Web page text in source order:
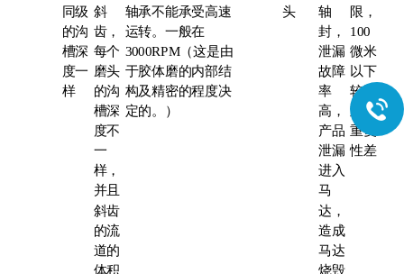
同级
的沟
槽深
度一
样
斜
齿，
每个
磨头
的沟
槽深
度不
一
样，
并且
斜齿
的流
道的
体积
轴承不能承受高速
运转。一般在
3000RPM（这是由
于胶体磨的内部结
构及精密的程度决
定的。）
头
轴
封，
泄漏
故障
率
高，
产品
泄漏
进入
马
达，
造成
马达
烧毁
限，
100
微米
以下
较困
难，
重复
性差